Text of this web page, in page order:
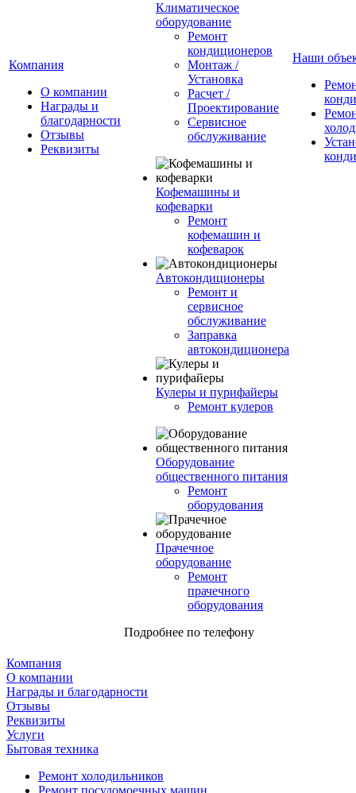
Компания
О компании
Награды и
благодарности
Отзывы
Реквизиты
Климатическое
оборудование
Ремонт
кондиционеров
Монтаж /
Установка
Расчет /
Проектирование
Сервисное
обслуживание
Кофемашины и
кофеварки
Ремонт
кофемашин и
кофеварок
Автокондиционеры
Ремонт и
сервисное
обслуживание
Заправка
автокондиционера
Кулеры и пурифайеры
Ремонт кулеров
Оборудование
общественного питания
Ремонт
оборудования
Прачечное
оборудование
Ремонт
прачечного
оборудования
Подробнее по телефону
Наши
Компания
О компании
Награды и благодарности
Отзывы
Реквизиты
Услуги
Бытовая техника
Ремонт холодильников
Ремонт посудомоечных машин